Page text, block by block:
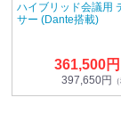
ハイブリッド会議用
サー (Dante搭載)
361,500円
397,650円